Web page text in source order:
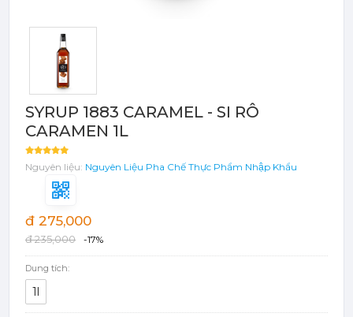
SYRUP 1883 CARAMEL - SI RÔ
CARAMEN 1L
Nguyên liệu: Nguyên Liệu Pha Chế Thực Phẩm Nhập Khẩu
đ 275,000
đ 235,000 -17%
Dung tích:
1l
Đào Ngâm - Trái Cây Hộp
Máy Móc Dụng Cụ
Phụ Kiện Các Loại